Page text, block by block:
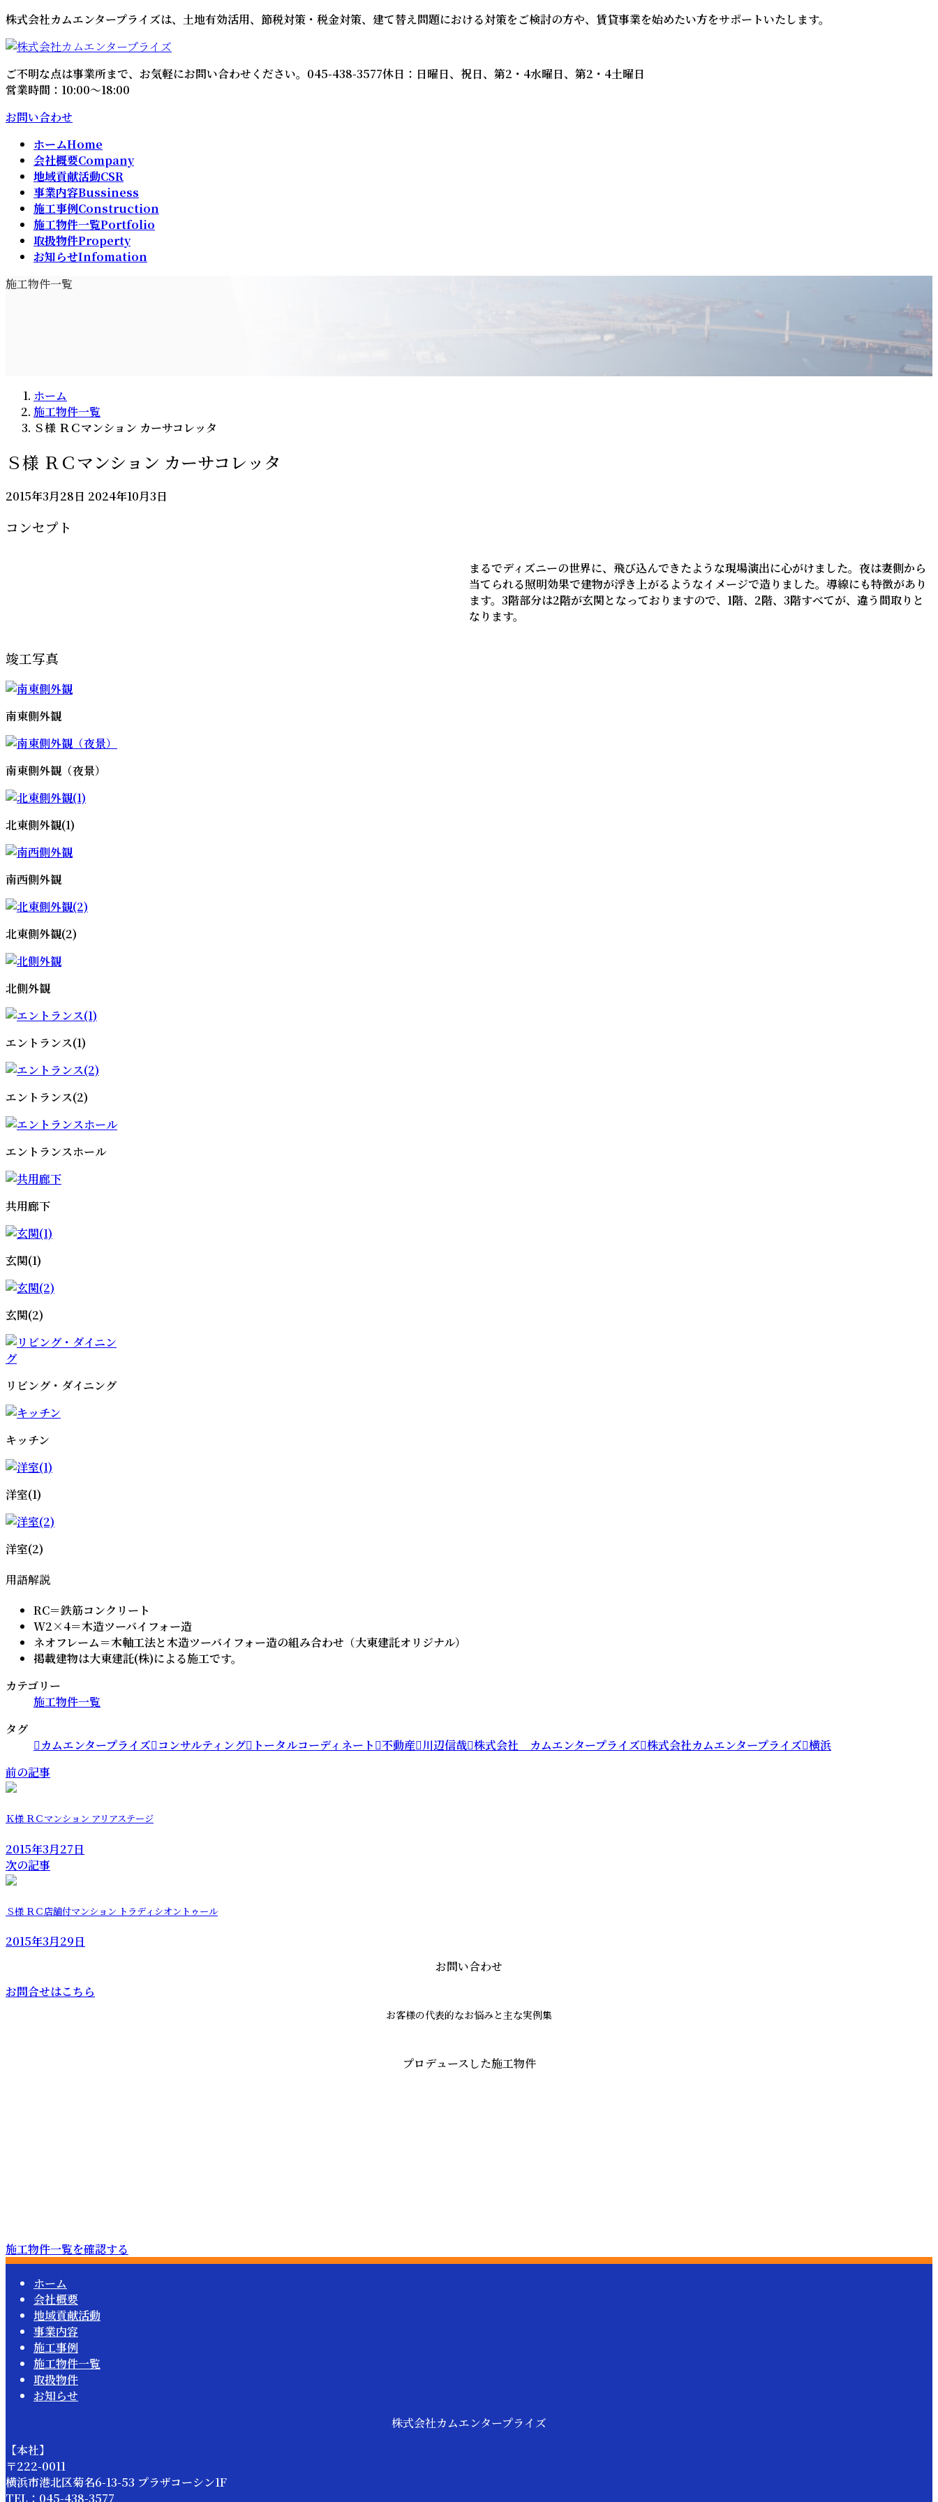
コ
ン
テ
ン
ツ
へ
ス
ナ
ビ
ゲ
ー
シ
ョ
ン
株式会社カムエンタープライズは、土地有効活用、節税対策・税金対策、建て替え問題における対策をご検討の方や、賃貸事業を始めたい方をサポートいたします。
ご不明な点は事業所まで、お気軽にお問い合わせください。 045-438-3577休日：日曜日、祝日、第2・4水曜日、第2・4土曜日
営業時間：10:00～18:00
お問い合わせ
ホームHome
会社概要Company
地域貢献活動CSR
事業内容Bussiness
施工事例Construction
施工物件一覧Portfolio
取扱物件Property
お知らせInfomation
施工物件一覧
ホーム
施工物件一覧
Ｓ様 ＲＣマンション カーサコレッタ
Ｓ様 ＲＣマンション カーサコレッタ
2015年3月28日 最
2024年10月3日
コンセプト
まるでディズニーの世界に、飛び込んできたような現場演出に心がけました。夜は妻側から
当てられる照明効果で建物が浮き上がるようなイメージで造りました。導線にも特徴があり
ます。3階部分は2階が玄関となっておりますので、1階、2階、3階すべてが、違う間取りと
なります。
竣工写真
南東側外観
南東側外観（夜景）
北東側外観(1)
南西側外観
北東側外観(2)
北側外観
エントランス(1)
エントランス(2)
エントランスホール
共用廊下
玄関(1)
玄関(2)
リビング・ダイニング
キッチン
洋室(1)
洋室(2)
用語解説
RC＝鉄筋コンクリート
W2×4＝木造ツーバイフォー造
ネオフレーム＝木軸工法と木造ツーバイフォー造の組み合わせ（大東建託オリジナル）
掲載建物は大東建託(株)による施工です。
カテゴリー
施工物件一覧
タグ
カムエンタープライズ コンサルティング トータルコーディネート 不動産 川辺信哉 株式会社 カムエンタープライズ 株式会社カムエンタープライズ 横浜
前の記事
Ｋ様 ＲＣマンション アリアステージ
2015年3月27日
次の記事
Ｓ様 ＲＣ店舗付マンション トラディシオントゥール
2015年3月29日
お問い合わせ
お問合せはこちら
お客様の代表的なお悩みと主な実例集
プロデュースした施工物件
施工物件一覧を確認する
ホーム
会社概要
地域貢献活動
事業内容
施工事例
施工物件一覧
取扱物件
お知らせ
株式会社カムエンタープライズ
【本社】
〒222-0011
横浜市港北区菊名6-13-53 プラザコーシン1F
TEL：045-438-3577